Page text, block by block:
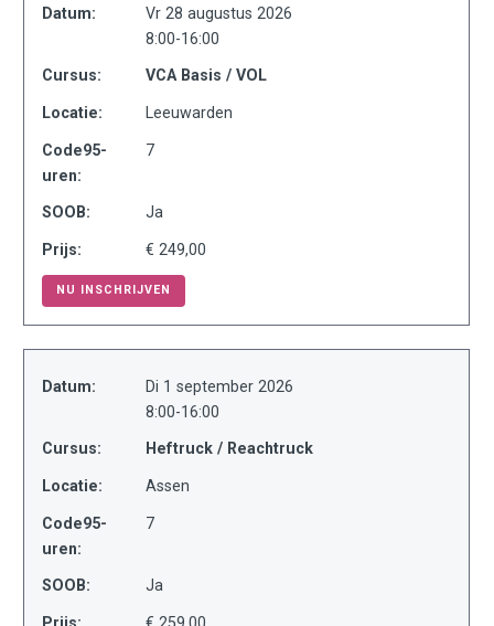
Datum:
Vr 28 augustus 2026
8:00-16:00
Cursus: VCA Basis / VOL
Locatie: Leeuwarden
Code95-
uren:
7
SOOB: Ja
Prijs: € 249,00
NU INSCHRIJVEN
Datum:
Di 1 september 2026
8:00-16:00
Cursus: Heftruck / Reachtruck
Locatie: Assen
Code95-
uren:
7
SOOB: Ja